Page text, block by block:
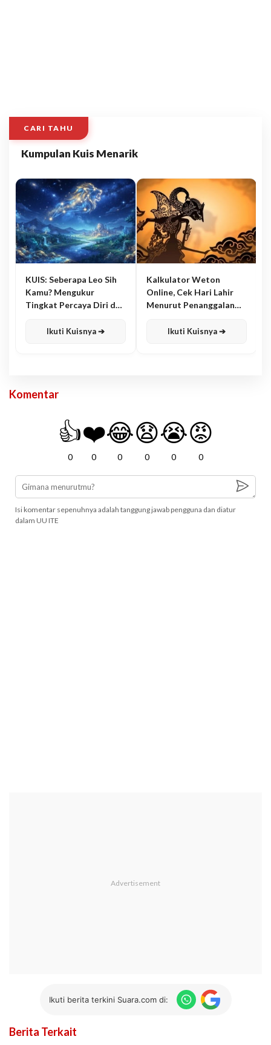
CARI TAHU
Kumpulan Kuis Menarik
KUIS: Seberapa Leo Sih
Kamu? Mengukur
Tingkat Percaya Diri dan
Ikuti Kuisnya ➔
Kalkulator Weton
Online, Cek Hari Lahir
Menurut Penanggalan
Ikuti Kuisnya ➔
Komentar
👍
0
❤️
0
😂
0
😧
0
😭
0
😡
0
Isi komentar sepenuhnya adalah tanggung jawab pengguna dan diatur
dalam UU ITE
Ikuti berita terkini Suara.com di:
Berita Terkait